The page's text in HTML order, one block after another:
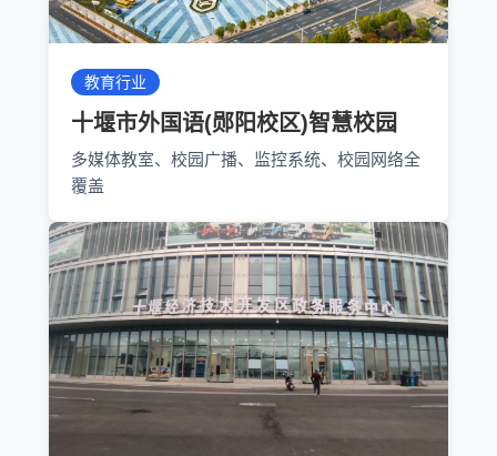
教育行业
十堰市外国语(郧阳校区)智慧校园
多媒体教室、校园广播、监控系统、校园网络全
覆盖